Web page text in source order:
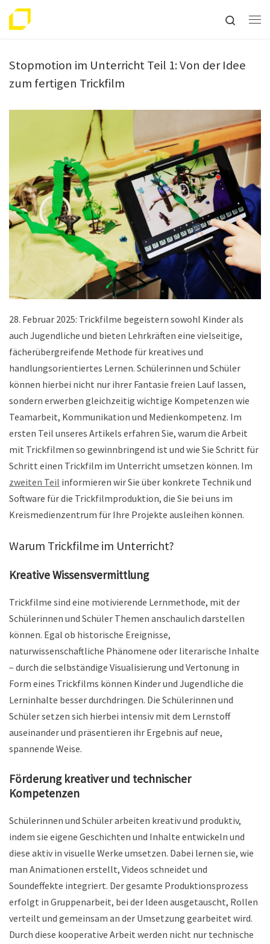
Search
Stopmotion im Unterricht Teil 1: Von der Idee
zum fertigen Trickfilm
28. Februar 2025: Trickfilme begeistern sowohl Kinder als
auch Jugendliche und bieten Lehrkräften eine vielseitige,
fächerübergreifende Methode für kreatives und
handlungsorientiertes Lernen. Schülerinnen und Schüler
können hierbei nicht nur ihrer Fantasie freien Lauf lassen,
sondern erwerben gleichzeitig wichtige Kompetenzen wie
Teamarbeit, Kommunikation und Medienkompetenz. Im
ersten Teil unseres Artikels erfahren Sie, warum die Arbeit
mit Trickfilmen so gewinnbringend ist und wie Sie Schritt für
Schritt einen Trickfilm im Unterricht umsetzen können. Im
zweiten Teil informieren wir Sie über konkrete Technik und
Software für die Trickfilmproduktion, die Sie bei uns im
Kreismedienzentrum für Ihre Projekte ausleihen können.
Warum Trickfilme im Unterricht?
Kreative Wissensvermittlung
Trickfilme sind eine motivierende Lernmethode, mit der
Schülerinnen und Schüler Themen anschaulich darstellen
können. Egal ob historische Ereignisse,
naturwissenschaftliche Phänomene oder literarische Inhalte
– durch die selbständige Visualisierung und Vertonung in
Form eines Trickfilms können Kinder und Jugendliche die
Lerninhalte besser durchdringen. Die Schülerinnen und
Schüler setzen sich hierbei intensiv mit dem Lernstoff
auseinander und präsentieren ihr Ergebnis auf neue,
spannende Weise.
Förderung kreativer und technischer
Kompetenzen
Schülerinnen und Schüler arbeiten kreativ und produktiv,
indem sie eigene Geschichten und Inhalte entwickeln und
diese aktiv in visuelle Werke umsetzen. Dabei lernen sie, wie
man Animationen erstellt, Videos schneidet und
Soundeffekte integriert. Der gesamte Produktionsprozess
erfolgt in Gruppenarbeit, bei der Ideen ausgetauscht, Rollen
verteilt und gemeinsam an der Umsetzung gearbeitet wird.
Durch diese kooperative Arbeit werden nicht nur technische